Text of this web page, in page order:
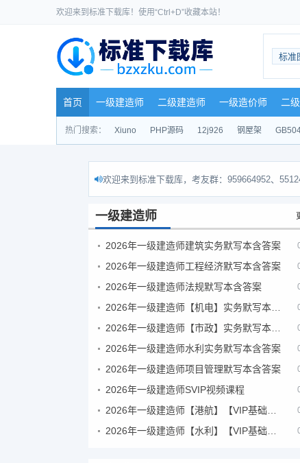
欢迎来到标准下载库！使用“Ctrl+D”收藏本站！
标准
首页 一级建造师 二级建造师 一级造价师 二
热门搜索： Xiuno PHP源码 12j926 钢屋架
欢迎来到标准下载库，考友群：959664952、
一级建造师
2026年一级建造师建筑实务默写本含答案
2026年一级建造师工程经济默写本含答案
2026年一级建造师法规默写本含答案
2026年一级建造师水利实务默写本含答案
2026年一级建造师项目管理默写本含答案
2026年一级建造师SVIP视频课程